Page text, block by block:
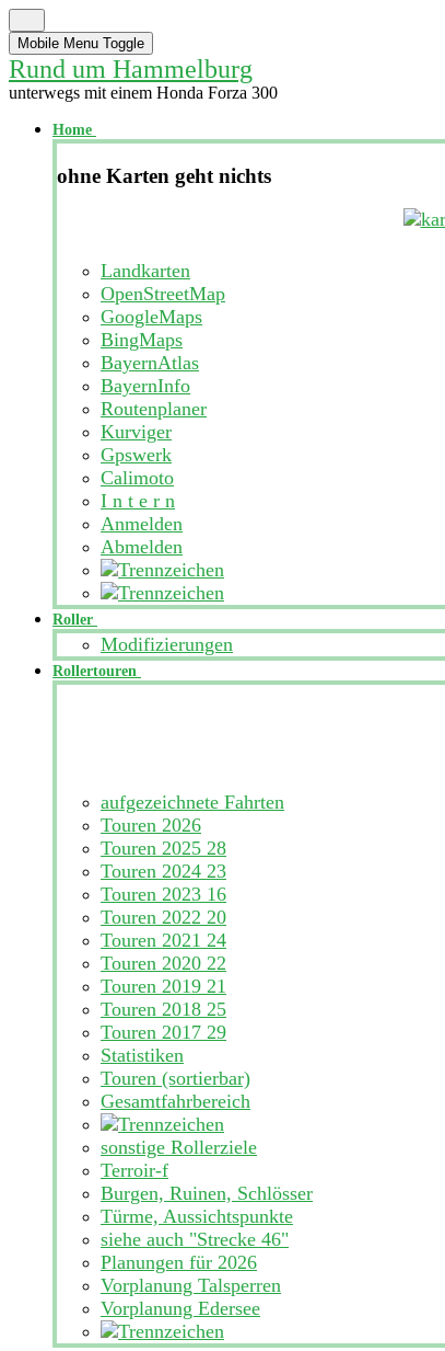
Mobile Menu Toggle
Rund um Hammelburg
unterwegs mit einem Honda Forza 300
Home
ohne Karten geht nichts
Landkarten
OpenStreetMap
GoogleMaps
BingMaps
BayernAtlas
BayernInfo
Routenplaner
Kurviger
Gpswerk
Calimoto
I n t e r n
Anmelden
Abmelden
Roller
Modifizierungen
Rollertouren
aufgezeichnete Fahrten
Touren 2026
Touren 2025 28
Touren 2024 23
Touren 2023 16
Touren 2022 20
Touren 2021 24
Touren 2020 22
Touren 2019 21
Touren 2018 25
Touren 2017 29
Statistiken
Touren (sortierbar)
Gesamtfahrbereich
sonstige Rollerziele
Terroir-f
Burgen, Ruinen, Schlösser
Türme, Aussichtspunkte
siehe auch "Strecke 46"
Planungen für 2026
Vorplanung Talsperren
Vorplanung Edersee